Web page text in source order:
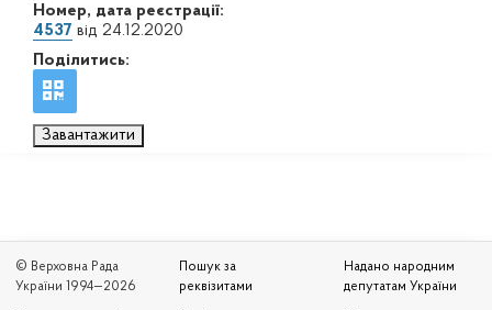
Номер, дата реєстрації:
4537 від 24.12.2020
Поділитись:
Завантажити
© Верховна Рада
України 1994—2026
Пошук за
реквізитами
Надано народним
депутатам України